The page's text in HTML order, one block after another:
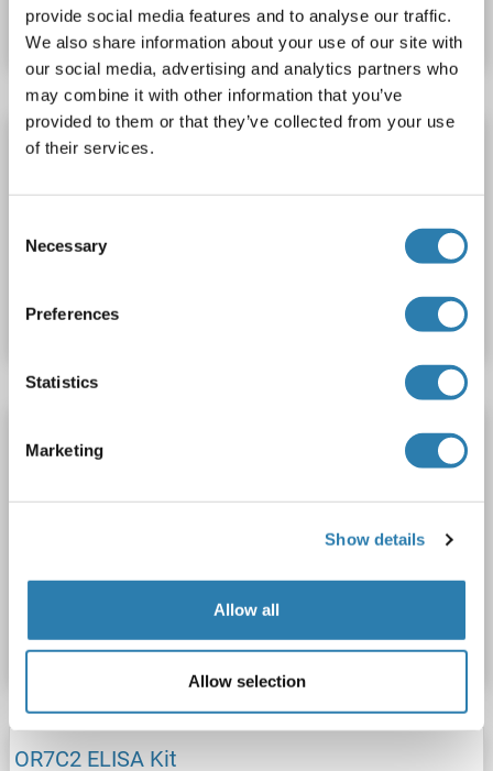
provide social media features and to analyse our traffic.
We also share information about your use of our site with
our social media, advertising and analytics partners who
may combine it with other information that you’ve
provided to them or that they’ve collected from your use
of their services.
Selection
Necessary
Preferences
Statistics
Marketing
Show details
Allow all
Allow selection
Datenblatt Details
OR7C2 ELISA Kit
Datenblatt
Competition ELISA
50-1000 pg/mL
Cell Culture Supernatant, Plasma, Serum, Tissue Homogenate
Datenblatt Details
OR7C2 ELISA Kit